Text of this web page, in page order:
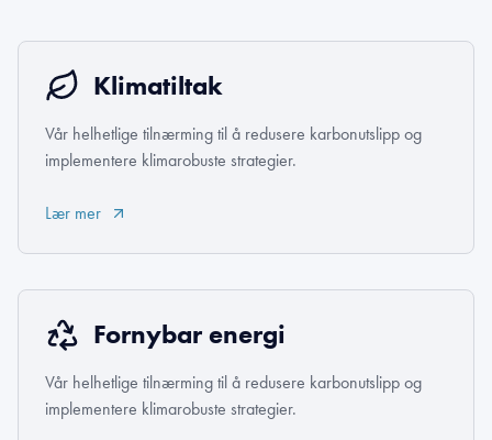
Klimatiltak
Vår helhetlige tilnærming til å redusere karbonutslipp og
implementere klimarobuste strategier.
Lær mer
Fornybar energi
Vår helhetlige tilnærming til å redusere karbonutslipp og
implementere klimarobuste strategier.